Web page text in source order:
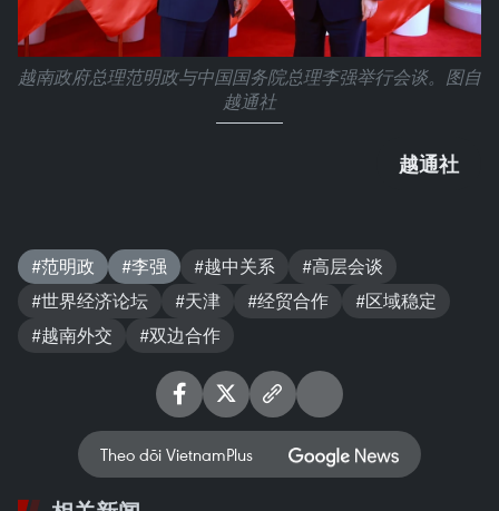
越南政府总理范明政与中国国务院总理李强举行会谈。图自
越通社
越通社
#范明政 #李强 #越中关系
#高层会谈
#世界经济论坛
#天津 #经贸合作
#区域稳定
#越南外交
#双边合作
Theo dõi VietnamPlus